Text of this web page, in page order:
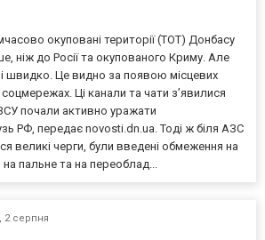
окуповані території (ТОТ) Донбасу
ніж до Росії та окупованого Криму. Але
швидко. Це видно за появою місцевих
Ці канали та чати з’явилися
почали активно уражати
РФ, передає novosti.dn.ua. Тоді ж біля АЗС
великі черги, були введені обмеження на
пальне та на переоблад...
2 серпня